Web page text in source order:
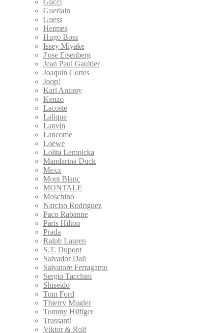
Gucci
Guerlain
Guess
Hermes
Hugo Boss
Issey Miyake
J'ose Eisenberg
Jean Paul Gaultier
Joaquin Cortes
Joop!
Karl Antony
Kenzo
Lacoste
Lalique
Lanvin
Lancome
Loewe
Lolita Lempicka
Mandarina Duck
Mexx
Mont Blanc
MONTALE
Moschino
Narciso Rodriguez
Paco Rabanne
Paris Hilton
Prada
Ralph Lauren
S.T. Dupont
Salvador Dali
Salvatore Ferragamo
Sergio Tacchini
Shiseido
Tom Ford
Thierry Mugler
Tommy Hilfiger
Trussardi
Viktor & Rolf